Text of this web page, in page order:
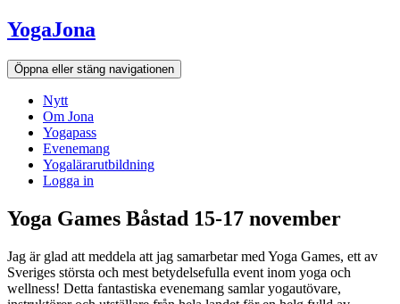
Hoppa
till
innehållet
YogaJona
Öppna eller stäng navigationen
Nytt
Om Jona
Yogapass
Evenemang
Yogalärarutbildning
Logga in
Yoga Games Båstad 15-17 november
Jag är glad att meddela att jag samarbetar med Yoga Games, ett av
Sveriges största och mest betydelsefulla event inom yoga och
wellness! Detta fantastiska evenemang samlar yogautövare,